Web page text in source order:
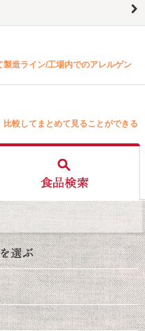
製造ライン/工場内でのアレルゲン
較してまとめて見ることができる